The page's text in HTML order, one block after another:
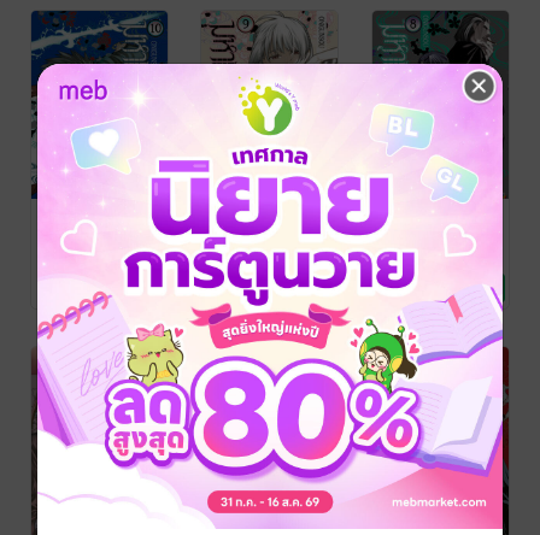
มหาเนตรผู้
พิทักษ์ เล่ม 10
ONIGUNSOU/
NED Comics
การ์ตูนทั่วไป
มหาเนตรผู้
พิทักษ์ เล่ม 9
ONIGUNSOU /
NED Comics
การ์ตูนทั่วไป
3 Rating
มหาเนตรผู้
พิทักษ์ เล่ม 8
ONIGUNSOU/
NED Comics
การ์ตูนทั่วไป
3 Rating